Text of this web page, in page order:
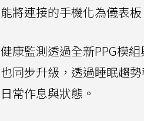
能將連接的手機化為儀表
健康監測透過全新PPG模
也同步升級，透過睡眠趨
日常作息與狀態。